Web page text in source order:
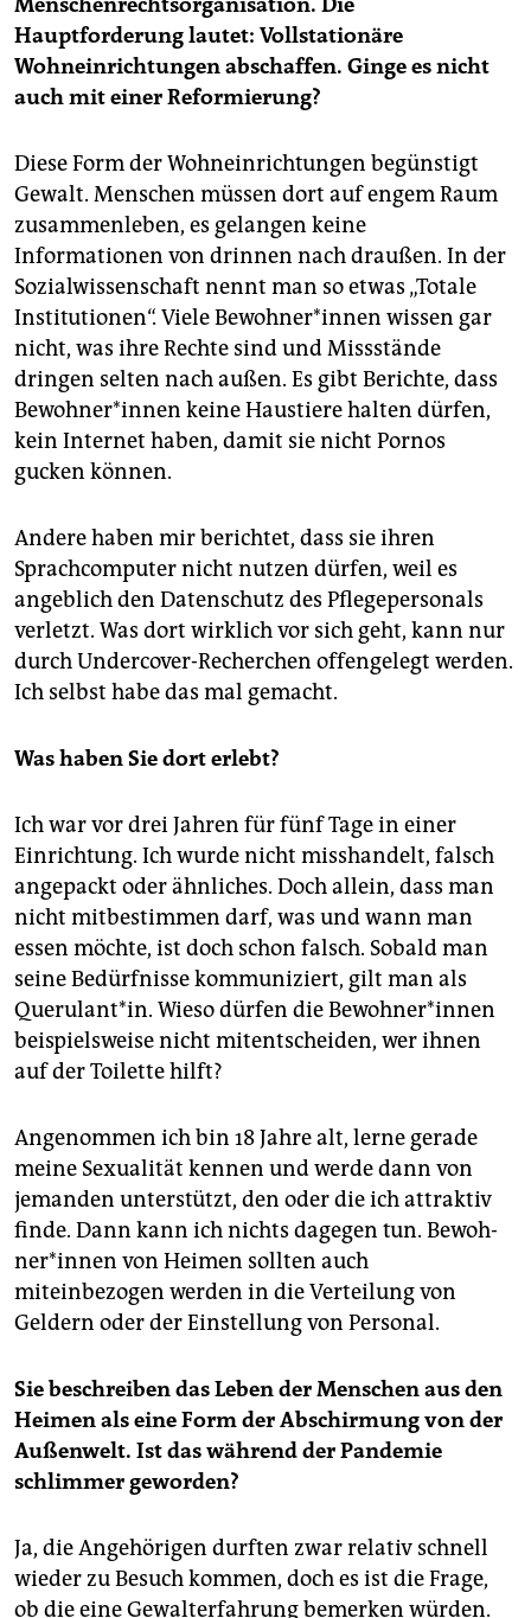
Hauptforderung lautet: Vollstationäre
Wohneinrichtungen abschaffen. Ginge es nicht
auch mit einer Reformierung?
Diese Form der Wohneinrichtungen begünstigt
Gewalt. Menschen müssen dort auf engem Raum
zusammenleben, es gelangen keine
Informationen von drinnen nach draußen. In der
Sozialwissenschaft nennt man so etwas „Totale
Institutionen“. Viele Be­woh­ne­r*in­nen wissen gar
nicht, was ihre Rechte sind und Missstände
dringen selten nach außen. Es gibt Berichte, dass
Be­woh­ne­r*in­nen keine Haustiere halten dürfen,
kein Internet haben, damit sie nicht Pornos
gucken können.
Andere haben mir berichtet, dass sie ihren
Sprachcomputer nicht nutzen dürfen, weil es
angeblich den Datenschutz des Pflegepersonals
verletzt. Was dort wirklich vor sich geht, kann nur
durch Undercover-Recherchen offengelegt werden.
Ich selbst habe das mal gemacht.
Was haben Sie dort erlebt?
Ich war vor drei Jahren für fünf Tage in einer
Einrichtung. Ich wurde nicht misshandelt, falsch
angepackt oder ähnliches. Doch allein, dass man
nicht mitbestimmen darf, was und wann man
essen möchte, ist doch schon falsch. Sobald man
seine Bedürfnisse kommuniziert, gilt man als
Querulant*in. Wieso dürfen die Be­woh­ne­r*in­nen
beispielsweise nicht mitentscheiden, wer ihnen
auf der Toilette hilft?
Angenommen ich bin 18 Jahre alt, lerne gerade
meine Sexualität kennen und werde dann von
jemanden unterstützt, den oder die ich attraktiv
finde. Dann kann ich nichts dagegen tun. Be­woh­
ner*in­nen von Heimen sollten auch
miteinbezogen werden in die Verteilung von
Geldern oder der Einstellung von Personal.
Sie beschreiben das Leben der Menschen aus den
Heimen als eine Form der Abschirmung von der
Außenwelt. Ist das während der Pandemie
schlimmer geworden?
Ja, die Angehörigen durften zwar relativ schnell
wieder zu Besuch kommen, doch es ist die Frage,
ob die eine Gewalterfahrung bemerken würden.